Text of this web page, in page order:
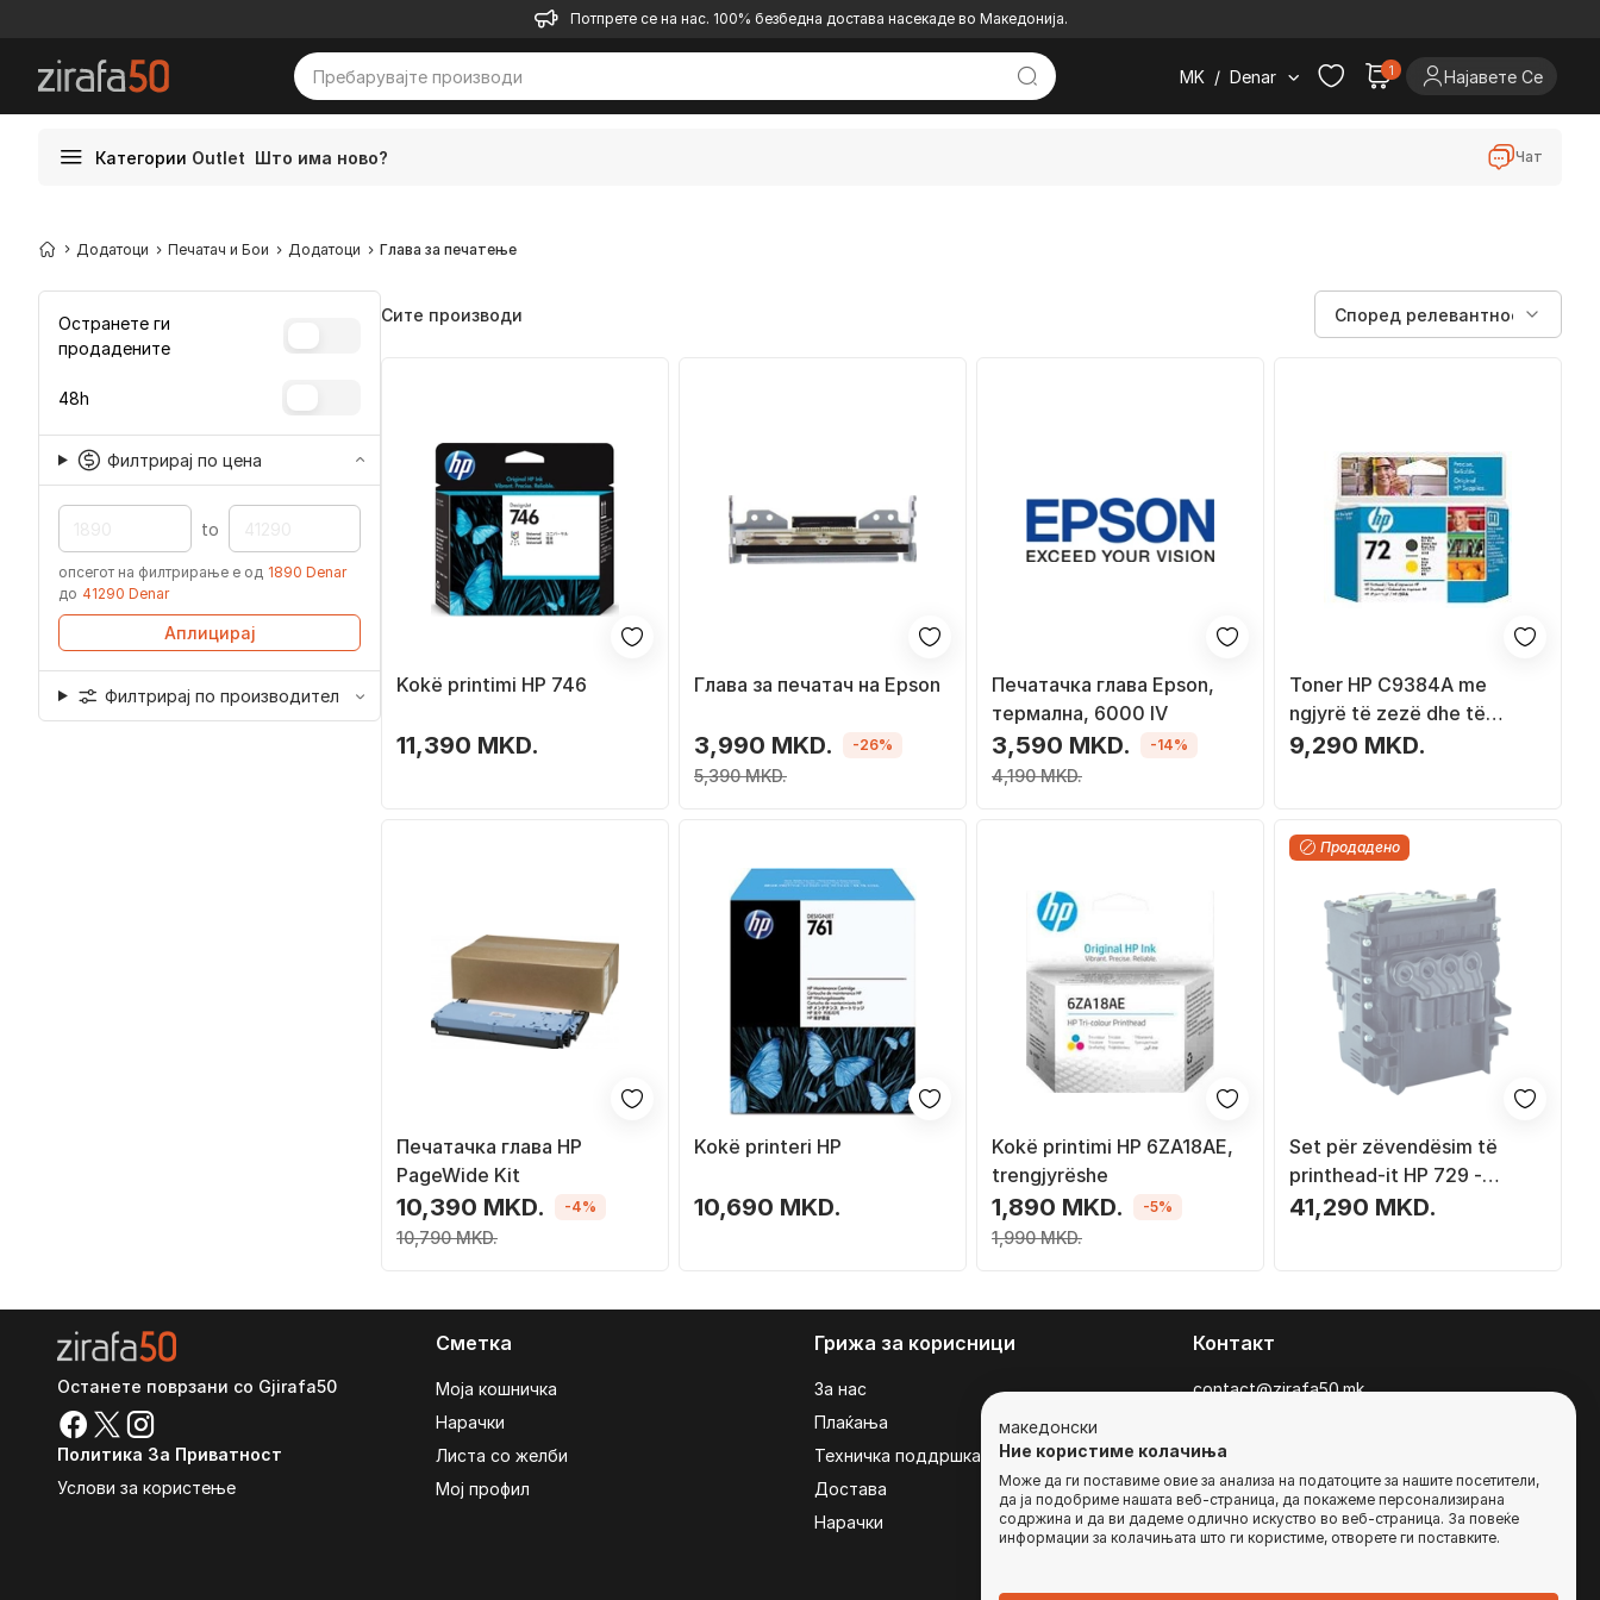
Потпрете се на нас. 100% безбедна достава насекаде во Македонија.
MK / Denar 1 Најавете Се
Категории Outlet Што има ново? Чат
Додатоци Печатач и Бои Додатоци Глава за печатење
Остранете ги
продадените
48h
Филтрирај по цена
to
опсегот на филтрирање е од 1890 Denar
до 41290 Denar
Аплицирај
Филтрирај по производител
Сите производи
Kokë printimi HP 746
11,390 MKD.
Глава за печатач на Epson
3,990 MKD.
5,390 MKD.
-26%
Печатачка глава Epson,
термална, 6000 IV
3,590 MKD.
4,190 MKD.
-14%
Toner HP C9384A me
ngjyrë të zezë dhe të
verdhë
9,290 MKD.
Печатачка глава HP
PageWide Kit
10,390 MKD.
10,790 MKD.
-4%
Kokë printeri HP
10,690 MKD.
Kokë printimi HP 6ZA18AE,
trengjyrëshe
1,890 MKD.
1,990 MKD.
-5%
Продадено
Set për zëvendësim të
printhead-it HP 729 -
Original - DesignJet
41,290 MKD.
Останете поврзани со Gjirafa50
Политика За Приватност
Услови за користење
Сметка
Моја кошничка
Нарачки
Листа со желби
Мој профил
Грижа за корисници
За нас
Плаќања
Техничка поддршка
Достава
Нарачки
Контакт
contact@zirafa50.mk
За барања на понуди, контактирајте нѐ
на:
b2b@zirafa50.mk
македонски
Ние користиме колачиња
Може да ги поставиме овие за анализа на податоците за нашите посетители,
да ја подобриме нашата веб-страница, да покажеме персонализирана
содржина и да ви дадеме одлично искуство во веб-страница. За повеќе
информации за колачињата што ги користиме, отворете ги поставките.